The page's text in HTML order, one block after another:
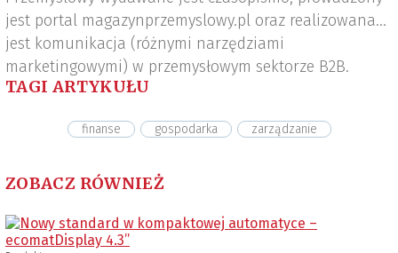
jest portal magazynprzemyslowy.pl oraz realizowana
jest komunikacja (różnymi narzędziami
marketingowymi) w przemysłowym sektorze B2B.
TAGI ARTYKUŁU
finanse gospodarka zarządzanie
ZOBACZ RÓWNIEŻ